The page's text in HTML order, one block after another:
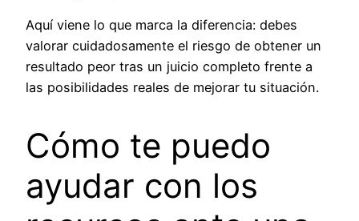
Aquí viene lo que marca la diferencia: debes
valorar cuidadosamente el riesgo de obtener un
resultado peor tras un juicio completo frente a
las posibilidades reales de mejorar tu situación.
Cómo te puedo
ayudar con los